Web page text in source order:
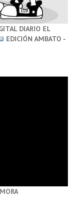
DIARIO EL
EDICIÓN AMBATO -